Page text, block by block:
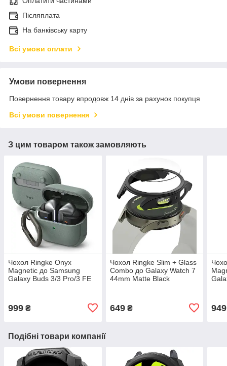
Післяплата
На банківську карту
Всі умови оплати
Умови повернення
Повернення товару впродовж 14 днів за рахунок покупця
Всі умови повернення
З цим товаром також замовляють
Чохол Ringke Onyx
Magnetic до Samsung
Galaxy Buds 3/3 Pro/3 FE
999 ₴
Чохол Ringke Slim + Glass
Combo до Galaxy Watch 7
44mm Matte Black
649₴ 949
Подібні товари компанії